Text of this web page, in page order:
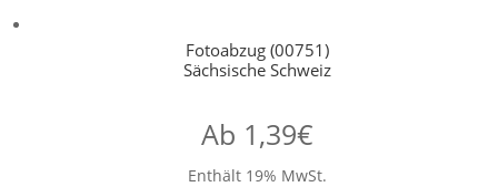
Fotoabzug (00751)
Sächsische Schweiz
Ab 1,39€
Enthält 19% MwSt.